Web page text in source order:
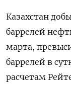
Казахстан
баррелей
марта,
баррелей в
расчетам